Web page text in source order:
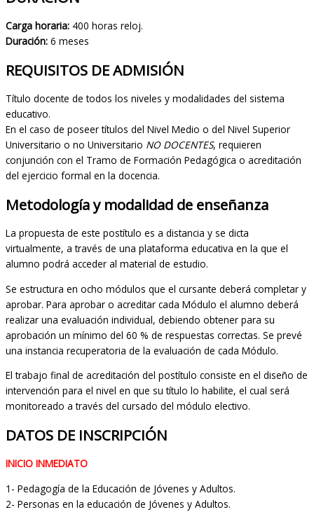
Carga horaria: 400 horas reloj.
Duración: 6 meses
REQUISITOS DE ADMISIÓN
Título docente de todos los niveles y modalidades del sistema
educativo.
En el caso de poseer títulos del Nivel Medio o del Nivel Superior
Universitario o no Universitario NO DOCENTES, requieren
conjunción con el Tramo de Formación Pedagógica o acreditación
del ejercicio formal en la docencia.
Metodología y modalidad de enseñanza
La propuesta de este postítulo es a distancia y se dicta
virtualmente, a través de una plataforma educativa en la que el
alumno podrá acceder al material de estudio.
Se estructura en ocho módulos que el cursante deberá completar y
aprobar. Para aprobar o acreditar cada Módulo el alumno deberá
realizar una evaluación individual, debiendo obtener para su
aprobación un mínimo del 60 % de respuestas correctas. Se prevé
una instancia recuperatoria de la evaluación de cada Módulo.
El trabajo final de acreditación del postítulo consiste en el diseño de
intervención para el nivel en que su título lo habilite, el cual será
monitoreado a través del cursado del módulo electivo.
DATOS DE INSCRIPCIÓN
INICIO INMEDIATO
1- Pedagogía de la Educación de Jóvenes y Adultos.
2- Personas en la educación de Jóvenes y Adultos.